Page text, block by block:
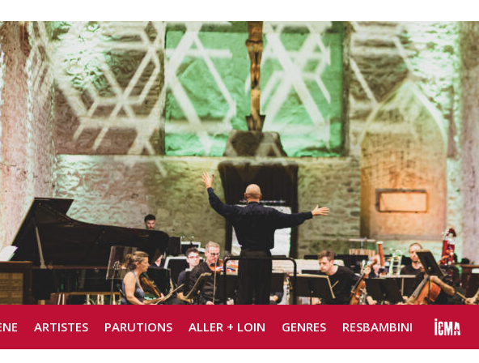
ARTISTES PARUTIONS ALLER + LOIN GENRES RESBAMBINI